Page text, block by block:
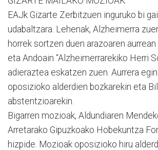
EAJk Gizarte Zerbitzuen inguruko bi
udabaltzara. Lehenak, Alzheimerra
horrek sortzen duen arazoaren
eta Andoain “Alzheimerrarekiko Herri
adieraztea eskatzen zuen. Aurrera
oposizioko alderdien bozkarekin eta
abstentzioarekin.
Bigarren mozioak, Aldundiaren
Arretarako Gipuzkoako Hobekuntza
hizpide. Mozioak oposizioko hiru